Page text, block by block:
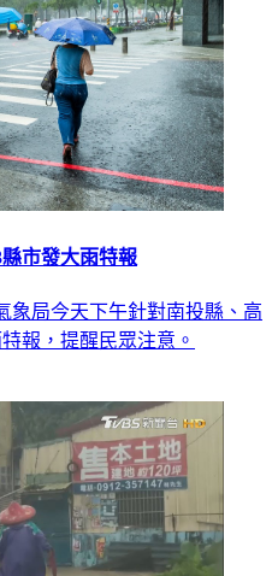
市發大雨特報
象局今天下午針對南投縣、高
報，提醒民眾注意。